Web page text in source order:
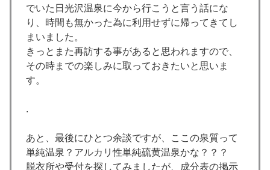
でいた日光沢温泉に今から行こうと言う話にな
り、時間も無かった為に利用せずに帰ってきてし
まいました。
きっとまた再訪する事があると思われますので、
その時までの楽しみに取っておきたいと思いま
す。
.
あと、最後にひとつ余談ですが、ここの泉質って
単純温泉？アルカリ性単純硫黄温泉かな？？？
脱衣所や受付を探してみましたが、成分表の掲示